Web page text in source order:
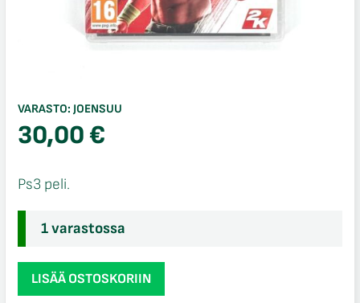
VARASTO: JOENSUU
30,00€
Ps3 peli.
1 varastossa
WWE
2K15
LISÄÄ OSTOSKORIIN